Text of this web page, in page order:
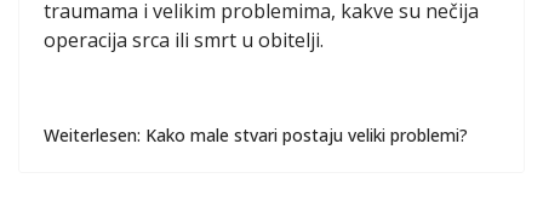
traumama i velikim problemima, kakve su nečija
operacija srca ili smrt u obitelji.
Weiterlesen: Kako male stvari postaju veliki problemi?